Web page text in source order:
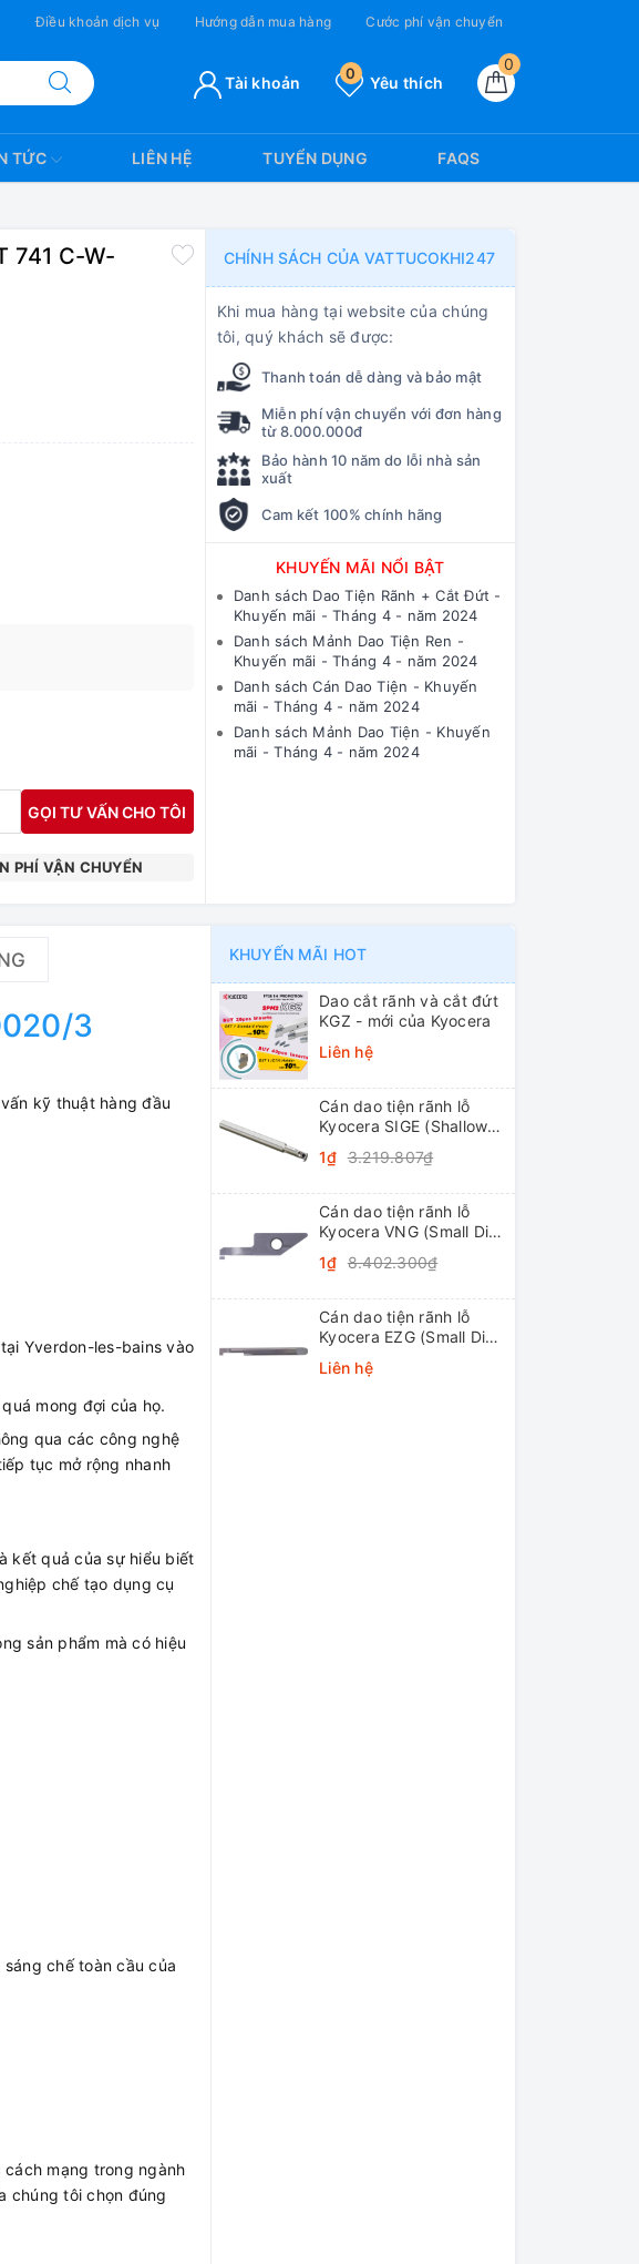
Điều khoản dịch vụ Hướng dẫn mua hàng Cước phí vận chuyển
0
Yêu thích
0
Tài khoản
TỨC LIÊN HỆ TUYỂN DỤNG FAQS
741 C-W-
GỌI TƯ VẤN CHO TÔI
PHÍ VẬN CHUYỂN
CHÍNH SÁCH CỦA VATTUCOKHI247
Khi mua hàng tại website của chúng
tôi, quý khách sẽ được:
Thanh toán dễ dàng và bảo mật
Miễn phí vận chuyển với đơn hàng
từ 8.000.000đ
Bảo hành 10 năm do lỗi nhà sản
xuất
Cam kết 100% chính hãng
KHUYẾN MÃI NỔI BẬT
Danh sách Dao Tiện Rãnh + Cắt Đứt -
Khuyến mãi - Tháng 4 - năm 2024
Danh sách Mảnh Dao Tiện Ren -
Khuyến mãi - Tháng 4 - năm 2024
Danh sách Cán Dao Tiện - Khuyến
mãi - Tháng 4 - năm 2024
Danh sách Mảnh Dao Tiện - Khuyến
mãi - Tháng 4 - năm 2024
3
kỹ thuật hàng đầu
Yverdon-les-bains vào
mong đợi của họ.
qua các công nghệ
tục mở rộng nhanh
kết quả của sự hiểu biết
chế tạo dụng cụ
sản phẩm mà có hiệu
chế toàn cầu của
mạng trong ngành
chúng tôi chọn đúng
KHUYẾN MÃI HOT
Dao cắt rãnh và cắt đứt
KGZ - mới của Kyocera
Liên hệ
Cán dao tiện rãnh lỗ
Kyocera SIGE (Shallow
1₫ 3.219.807₫
Cán dao tiện rãnh lỗ
Kyocera VNG (Small Dia.
System Tip-Bars)
1₫ 8.402.300₫
Cán dao tiện rãnh lỗ
Kyocera EZG (Small Dia.
Bars)
Liên hệ